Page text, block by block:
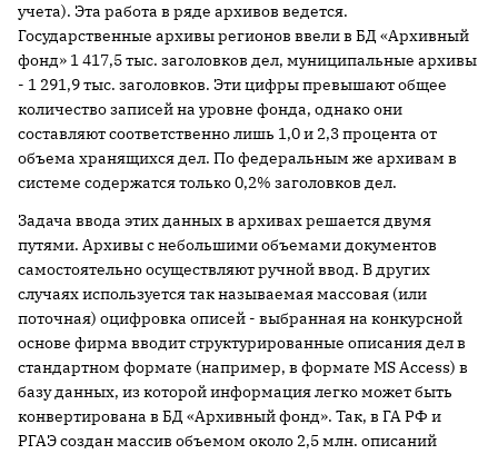
учета). Эта работа в ряде архивов ведется.
Государственные архивы регионов ввели в БД «Архивный
фонд» 1 417,5 тыс. заголовков дел, муниципальные архивы
- 1 291,9 тыс. заголовков. Эти цифры превышают общее
количество записей на уровне фонда, однако они
составляют соответственно лишь 1,0 и 2,3 процента от
объема хранящихся дел. По федеральным же архивам в
системе содержатся только 0,2% заголовков дел.
Задача ввода этих данных в архивах решается двумя
путями. Архивы с небольшими объемами документов
самостоятельно осуществляют ручной ввод. В других
случаях используется так называемая массовая (или
поточная) оцифровка описей - выбранная на конкурсной
основе фирма вводит структурированные описания дел в
стандартном формате (например, в формате MS Access) в
базу данных, из которой информация легко может быть
конвертирована в БД «Архивный фонд». Так, в ГА РФ и
РГАЭ создан массив объемом около 2,5 млн. описаний